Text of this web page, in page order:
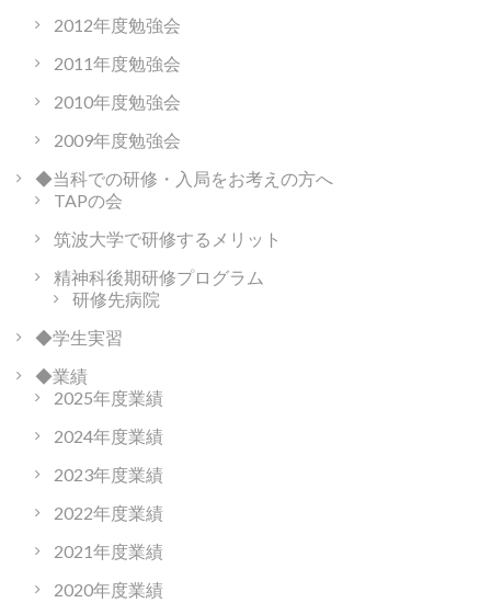
2012年度勉強会
2011年度勉強会
2010年度勉強会
2009年度勉強会
◆当科での研修・入局をお考えの方へ
TAPの会
筑波大学で研修するメリット
精神科後期研修プログラム
研修先病院
◆学生実習
◆業績
2025年度業績
2024年度業績
2023年度業績
2022年度業績
2021年度業績
2020年度業績